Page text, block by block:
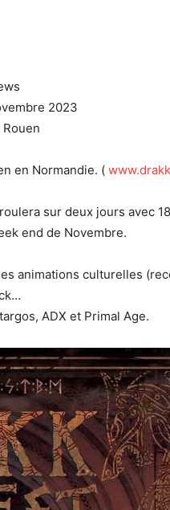
2023
Rouen
en Normandie. (
sur deux jours avec
end de Novembre.
animations culturelles
ADX et Primal Age.